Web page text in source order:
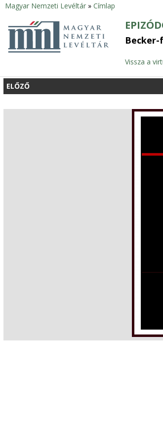
Jelenlegi
hely
Magyar Nemzeti Levéltár » Címlap
Vissza a
ELŐZŐ